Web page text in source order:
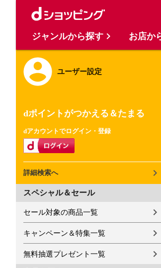
ユーザー設定
dポイントがつかえる＆たまる
dアカウントでログイン・登録
詳細検索へ
スペシャル＆セール
セール対象の商品一覧
キャンペーン＆特集一覧
無料抽選プレゼント一覧
ジャンルから探す お店か